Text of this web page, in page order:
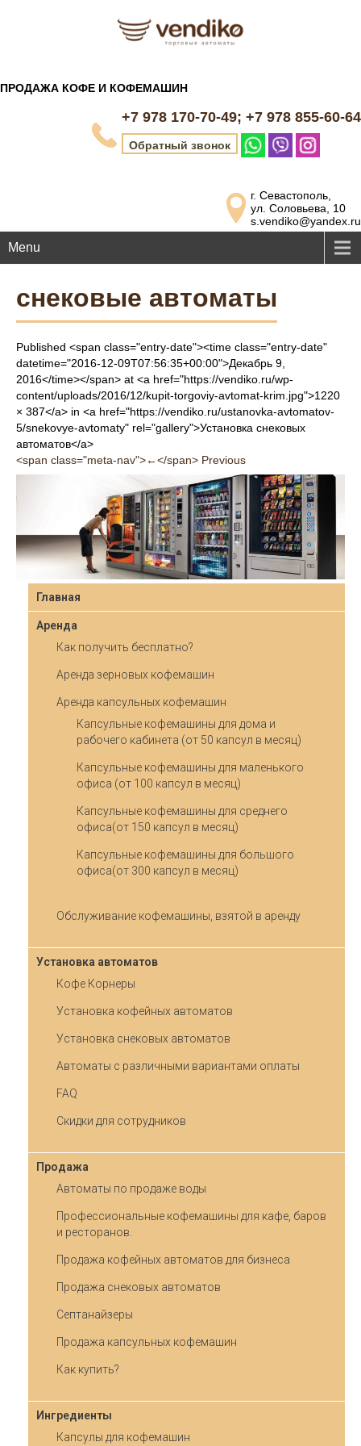
ПРОДАЖА КОФЕ И КОФЕМАШИН
+7 978 170-70-49; +7 978 855-60-64
Обратный звонок
г. Севастополь,
ул. Соловьева, 10
s.vendiko@yandex.ru
Menu
снековые автоматы
Published <span class="entry-date"><time class="entry-date"
datetime="2016-12-09T07:56:35+00:00">Декабрь 9,
2016</time></span> at <a href="https://vendiko.ru/wp-
content/uploads/2016/12/kupit-torgoviy-avtomat-krim.jpg">1220
× 387</a> in <a href="https://vendiko.ru/ustanovka-avtomatov-
5/snekovye-avtomaty" rel="gallery">Установка снековых
автоматов</a>
<span class="meta-nav">←</span> Previous
Главная
Аренда
Как получить бесплатно?
Аренда зерновых кофемашин
Аренда капсульных кофемашин
Капсульные кофемашины для дома и
рабочего кабинета (от 50 капсул в месяц)
Капсульные кофемашины для маленького
офиса (от 100 капсул в месяц)
Капсульные кофемашины для среднего
офиса(от 150 капсул в месяц)
Капсульные кофемашины для большого
офиса(от 300 капсул в месяц)
Обслуживание кофемашины, взятой в аренду
Установка автоматов
Кофе Корнеры
Установка кофейных автоматов
Установка снековых автоматов
Автоматы с различными вариантами оплаты
FAQ
Скидки для сотрудников
Продажа
Автоматы по продаже воды
Профессиональные кофемашины для кафе, баров
и ресторанов.
Продажа кофейных автоматов для бизнеса
Продажа снековых автоматов
Септанайзеры
Продажа капсульных кофемашин
Как купить?
Ингредиенты
Капсулы для кофемашин